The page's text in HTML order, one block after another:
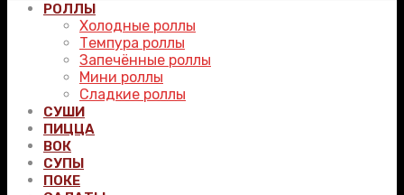
РОЛЛЫ
Холодные роллы
Темпура роллы
Запечённые роллы
Мини роллы
Сладкие роллы
СУШИ
ПИЦЦА
ВОК
СУПЫ
ПОКЕ